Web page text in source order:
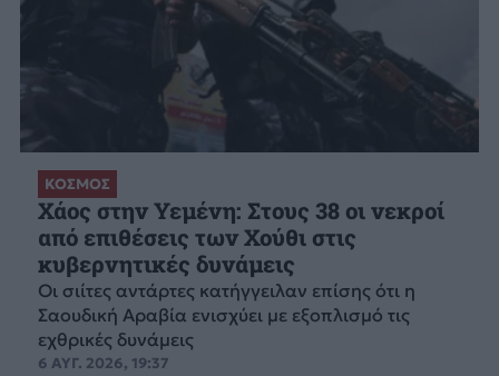
ΚΟΣΜΟΣ
Χάος στην Υεμένη: Στους 38 οι νεκροί
από επιθέσεις των Χούθι στις
κυβερνητικές δυνάμεις
Οι σιίτες αντάρτες κατήγγειλαν επίσης ότι η
Σαουδική Αραβία ενισχύει με εξοπλισμό τις
εχθρικές δυνάμεις
6 ΑΥΓ. 2026, 19:37